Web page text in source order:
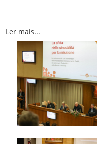
Ler mais...